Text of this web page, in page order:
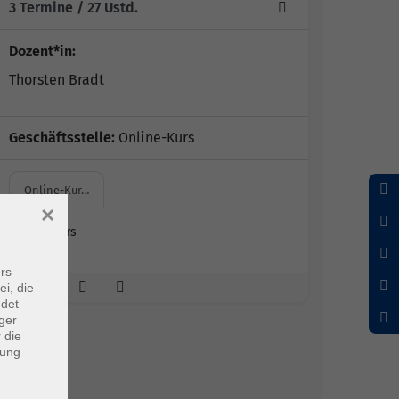
3 Termine / 27 Ustd.
Dozent*in:
Thorsten Bradt
Geschäftsstelle: Online-Kurs
Online-Kur…
Online-Kurs
die
die
×